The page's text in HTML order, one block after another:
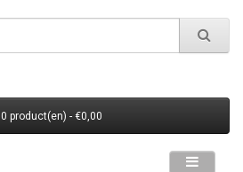
0 product(en) - €0,00